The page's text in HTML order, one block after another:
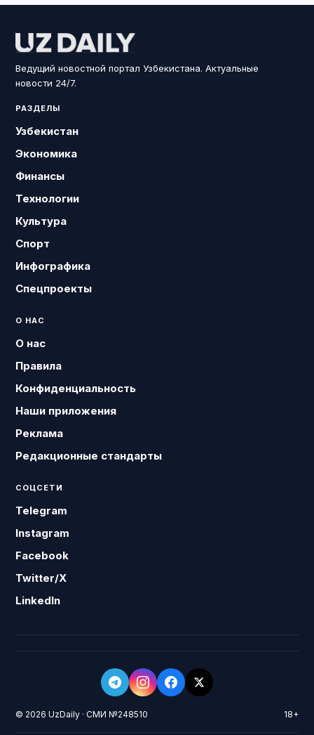
Ведущий новостной портал Узбекистана. Актуальные
новости 24/7.
РАЗДЕЛЫ
Узбекистан
Экономика
Финансы
Технологии
Культура
Спорт
Инфографика
Спецпроекты
О НАС
О нас
Правила
Конфиденциальность
Наши приложения
Реклама
Редакционные стандарты
СОЦСЕТИ
Telegram
Instagram
Facebook
Twitter/X
LinkedIn
© 2026 UzDaily · СМИ №248510 18+